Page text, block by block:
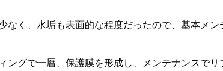
なく、水垢も表面的な程度だったので、基本メ
グで一層、保護膜を形成し、メンテナンスでリ